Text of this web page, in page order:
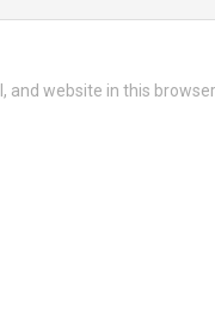
and website in this